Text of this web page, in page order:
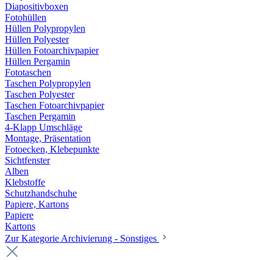
Diapositivboxen
Fotohüllen
Hüllen Polypropylen
Hüllen Polyester
Hüllen Fotoarchivpapier
Hüllen Pergamin
Fototaschen
Taschen Polypropylen
Taschen Polyester
Taschen Fotoarchivpapier
Taschen Pergamin
4-Klapp Umschläge
Montage, Präsentation
Fotoecken, Klebepunkte
Sichtfenster
Alben
Klebstoffe
Schutzhandschuhe
Papiere, Kartons
Papiere
Kartons
Zur Kategorie Archivierung - Sonstiges